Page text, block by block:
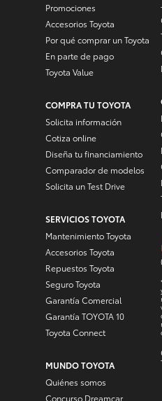
Promociones
Accesorios Toyota
Por qué comprar un Toyota
En parte de pago
Toyota Value
COMPRA TU TOYOTA
Solicita información
Cotiza online
Diseña tu financiamiento
Comparador de modelos
Solicita un Test Drive
SERVICIOS TOYOTA
Mantenimiento Toyota
Accesorios Toyota
Repuestos Toyota
Seguro Toyota
Garantía Comercial
Garantía TOYOTA 10
Toyota Connect
MUNDO TOYOTA
Quiénes somos
Concurso Dreamcar